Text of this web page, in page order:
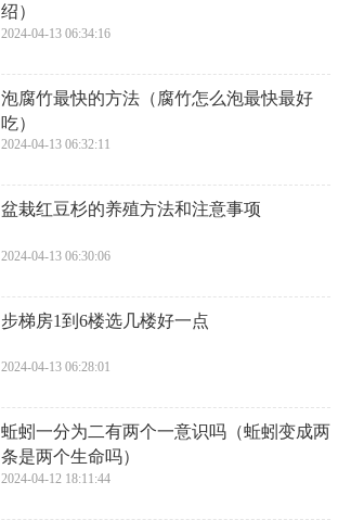
绍）
2024-04-13 06:34:16
​泡腐竹最快的方法（腐竹怎么泡最快最好
吃）
2024-04-13 06:32:11
​盆栽红豆杉的养殖方法和注意事项
2024-04-13 06:30:06
​步梯房1到6楼选几楼好一点
2024-04-13 06:28:01
​蚯蚓一分为二有两个一意识吗（蚯蚓变成两
条是两个生命吗）
2024-04-12 18:11:44